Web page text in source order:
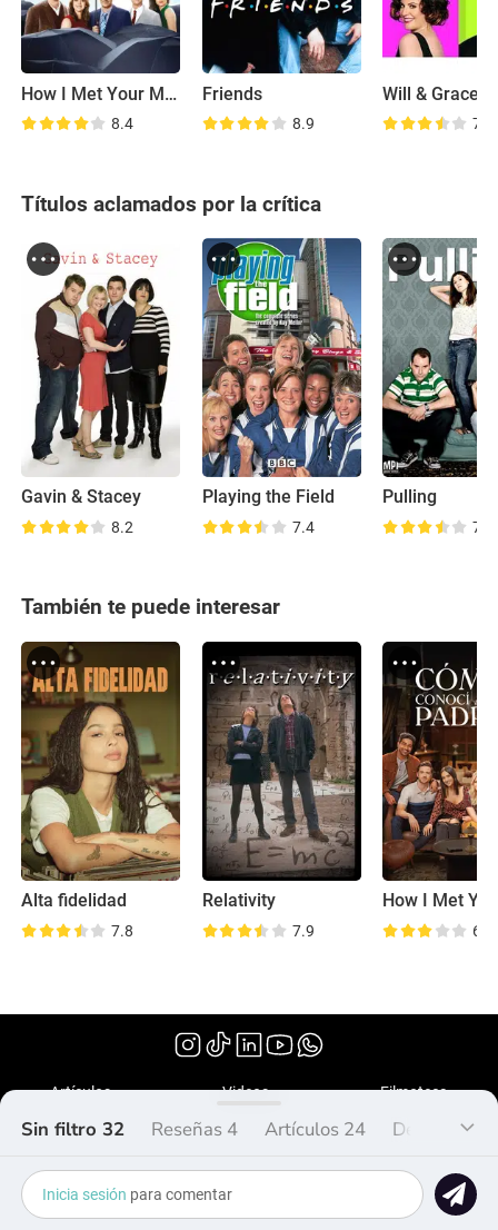
How I Met Your Mother
8.4
Friends
8.9
Will & Grace
7.4
Títulos aclamados por la crítica
Gavin & Stacey
8.2
Playing the Field
7.4
Pulling
7.9
También te puede interesar
Alta fidelidad
7.8
Relativity
7.9 6.0
(1998)
Sin filtro 32 Reseñas 4 Artículos 24 Debate 0
Inicia sesión para comentar
Artículos Videos Filmoteca
¿Qué es Peliplat?
Copyright © 2020-2026 Peliplat Technology
Co., Ltd. Todos los derechos reservados.